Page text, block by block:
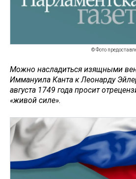
© Фото
Можно насладиться изящными
Иммануила Канта к Леонарду
августа 1749 года просит
«живой силе».